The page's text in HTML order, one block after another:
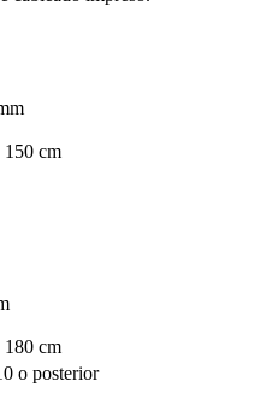
cm
cm
o posterior